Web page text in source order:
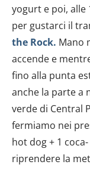
yogurt e poi, alle
per gustarci il
the Rock. Mano
accende e
fino alla punta
anche la parte a
verde di Central
fermiamo nei
hot dog + 1
riprendere la